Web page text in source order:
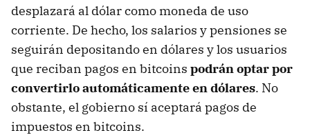
desplazará al dólar como moneda de uso
corriente. De hecho, los salarios y pensiones se
seguirán depositando en dólares y los usuarios
que reciban pagos en bitcoins podrán optar por
convertirlo automáticamente en dólares. No
obstante, el gobierno sí aceptará pagos de
impuestos en bitcoins.